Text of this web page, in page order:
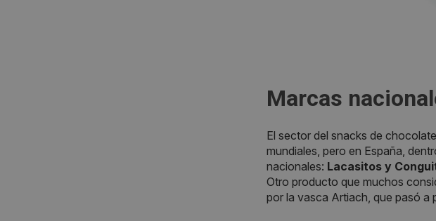
Marcas
El sector del snacks de
mundiales, pero en España,
nacionales: Lacasitos y
Otro producto que muchos
por la vasca Artiach, que pasó a